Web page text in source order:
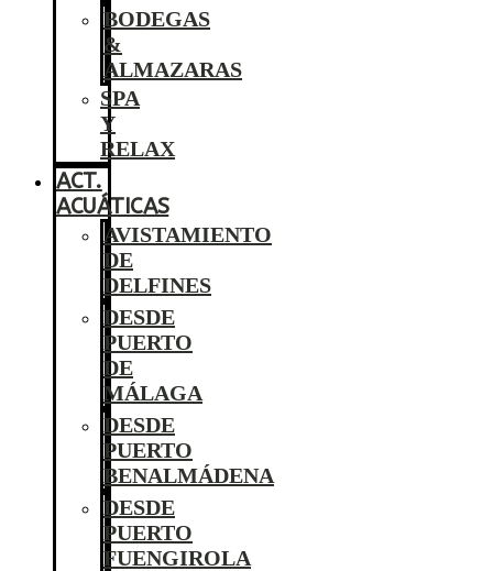
BODEGAS
&
ALMAZARAS
SPA
Y
RELAX
ACT.
ACUÁTICAS
AVISTAMIENTO
DE
DELFINES
DESDE
PUERTO
DE
MÁLAGA
DESDE
PUERTO
BENALMÁDENA
DESDE
PUERTO
FUENGIROLA